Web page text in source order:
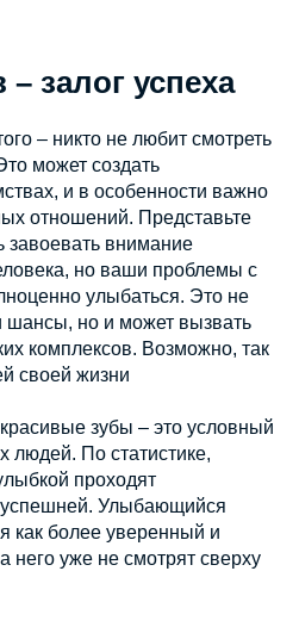
– залог успеха
– никто не любит смотреть
может создать
и в особенности важно
отношений. Представьте
завоевать внимание
но ваши проблемы с
улыбаться. Это не
шансы, но и может вызвать
комплексов. Возможно, так
своей жизни
зубы – это условный
людей. По статистике,
проходят
Улыбающийся
как более уверенный и
уже не смотрят сверху